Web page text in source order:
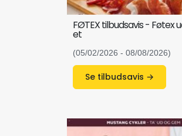
FØTEX tilbudsavis - Føtex
et
(05/02/2026 - 08/08/2026)
Se tilbudsavis →